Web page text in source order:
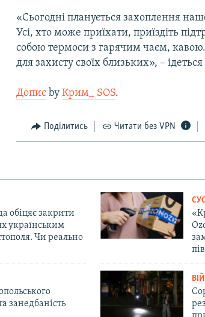
«Сьогодні планується захоплення
Усі, хто може приїхати, приїздіть
собою термоси з гарячим чаєм,
для захисту своїх близьких», –
Допис byКрим_ SOS.
Поділитись Читати без VPN
обіцяє закрити
українським
Чи реально
занедбаність